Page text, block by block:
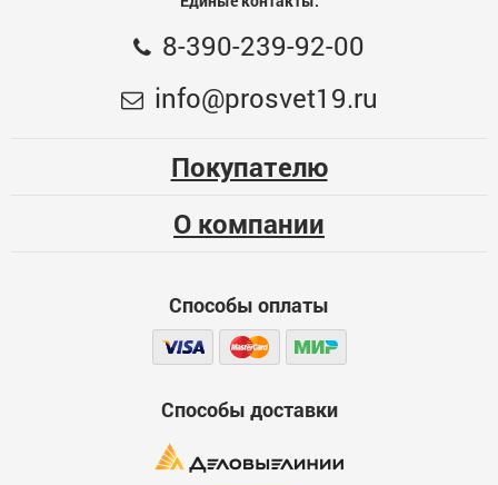
8-390-239-92-00
info@prosvet19.ru
Покупателю
О компании
Способы оплаты
Способы доставки